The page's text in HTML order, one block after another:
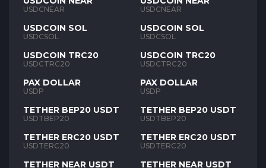
USDCNEAR
USDCOIN SOL
USDCSOL
USDCOIN TRC20
USDCTRC20
PAX DOLLAR
USDP
TETHER BEP20 USDT
USDTBEP20
TETHER ERC20 USDT
USDTERC20
TETHER NEAR USDT
USDCNEAR
USDCOIN SOL
USDCSOL
USDCOIN TRC20
USDCTRC20
PAX DOLLAR
USDP
TETHER BEP20 USDT
USDTBEP20
TETHER ERC20 USDT
USDTERC20
TETHER NEAR USDT